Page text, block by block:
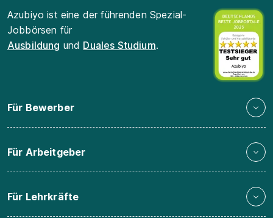
Azubiyo ist eine der führenden Spezial-
Jobbörsen für
Ausbildung und Duales Studium.
Für Bewerber
Für Arbeitgeber
Für Lehrkräfte